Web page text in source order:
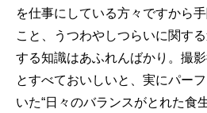
を仕事にしている方々ですから
こと、うつわやしつらいに関す
する知識はあふれんばかり。撮
とすべておいしいと、実にパー
いた“日々のバランスがとれた食